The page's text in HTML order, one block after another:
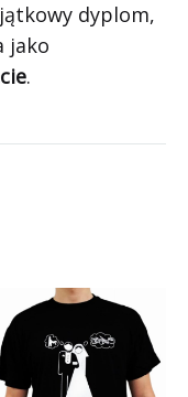
dyplom,
jako
.